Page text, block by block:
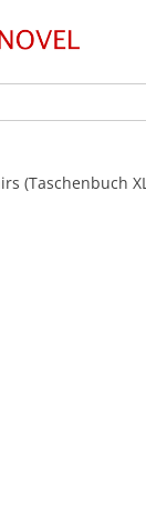
(Taschenbuch